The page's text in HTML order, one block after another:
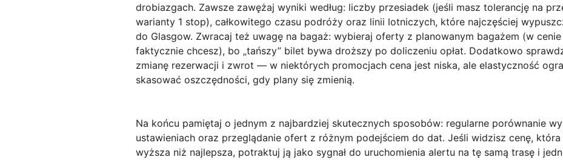
drobiazgach. Zawsze zawężaj wyniki według: liczby przesiadek (jeśli masz tolerancję na
warianty 1 stop), całkowitego czasu podróży oraz linii lotniczych, które najczęściej
do Glasgow. Zwracaj też uwagę na bagaż: wybieraj oferty z planowanym bagażem (w
faktycznie chcesz), bo „tańszy” bilet bywa droższy po doliczeniu opłat. Dodatkowo
zmianę rezerwacji i zwrot — w niektórych promocjach cena jest niska, ale elastyczność
skasować oszczędności, gdy plany się zmienią.
Na końcu pamiętaj o jednym z najbardziej skutecznych sposobów: regularne porównanie
ustawieniach oraz przeglądanie ofert z różnym podejściem do dat. Jeśli widzisz cenę, która
wyższa niż najlepsza, potraktuj ją jako sygnał do uruchomienia alertu na tę samą trasę i